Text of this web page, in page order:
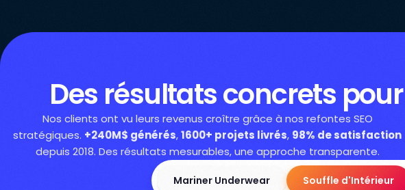
Des résultats concrets
Nos clients ont vu leurs revenus croître grâce à nos refontes SEO
stratégiques. +240M$ générés,1600+ projets livrés, 98% de satisfaction
depuis 2018. Des résultats mesurables, une approche transparente.
Mariner Underwear Souffle d'Intérieur